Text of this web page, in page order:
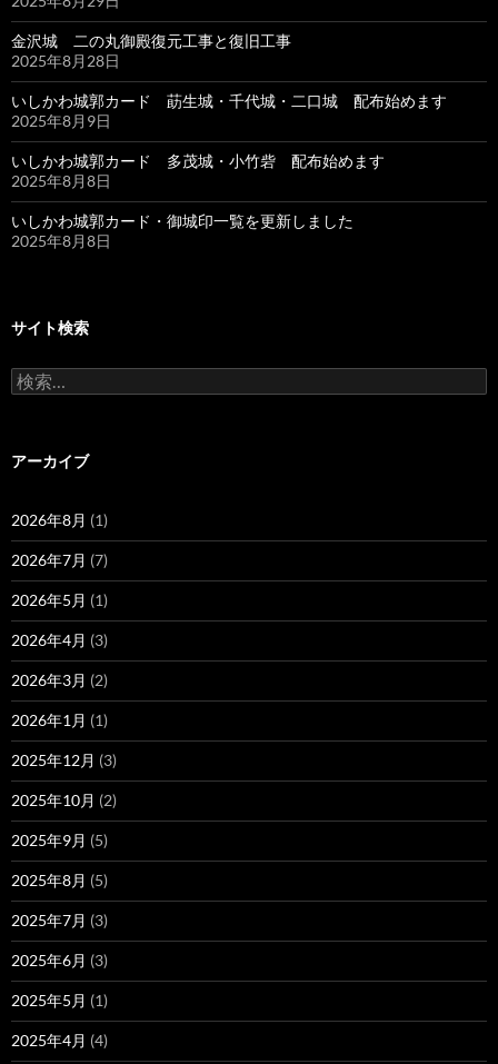
金沢城 二の丸御殿復元工事と復旧工事
2025年8月28日
いしかわ城郭カード 莇生城・千代城・二口城 配布始めます
2025年8月9日
いしかわ城郭カード 多茂城・小竹砦 配布始めます
2025年8月8日
いしかわ城郭カード・御城印一覧を更新しました
2025年8月8日
サイト検索
検
索:
アーカイブ
2026年8月 (1)
2026年7月 (7)
2026年5月 (1)
2026年4月 (3)
2026年3月 (2)
2026年1月 (1)
2025年12月 (3)
2025年10月 (2)
2025年9月 (5)
2025年8月 (5)
2025年7月 (3)
2025年6月 (3)
2025年5月 (1)
2025年4月 (4)